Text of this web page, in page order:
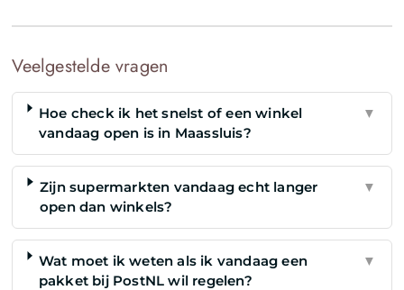
Veelgestelde vragen
Hoe check ik het snelst of een winkel
vandaag open is in Maassluis?
▼
Zijn supermarkten vandaag echt langer
open dan winkels?
▼
Wat moet ik weten als ik vandaag een
pakket bij PostNL wil regelen?
▼